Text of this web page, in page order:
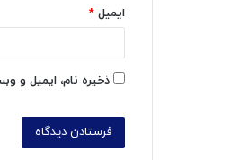
ایمیل *
ذخیره نام، ایمیل و